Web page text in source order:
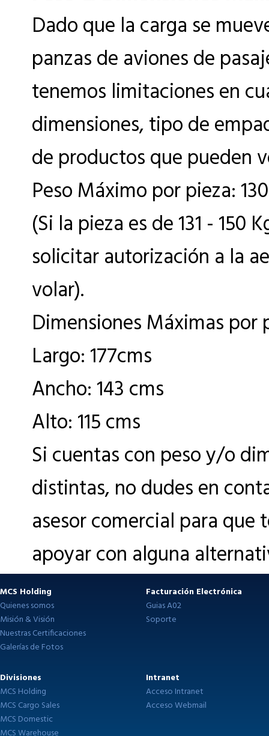
Dado que la carga se
panzas de aviones de
tenemos limitaciones en
dimensiones, tipo de
de productos que pueden
Peso Máximo por pieza:
(Si la pieza es de 131 - 150
solicitar autorización a la
volar).
Dimensiones Máximas por
Largo: 177cms
Ancho: 143 cms
Alto: 115 cms
Si cuentas con peso y/o
distintas, no dudes en
asesor comercial para que
apoyar con alguna
MCS Holding
Facturación Electrónica
Quienes somos
Misión & Visión
Nuestras Certificaciones
Galerías de Fotos
Guias A02
Soporte
Divisiones
Intranet
MCS Holding
MCS Cargo Sales
MCS Domestic
Acceso Intranet
Acceso Webmail